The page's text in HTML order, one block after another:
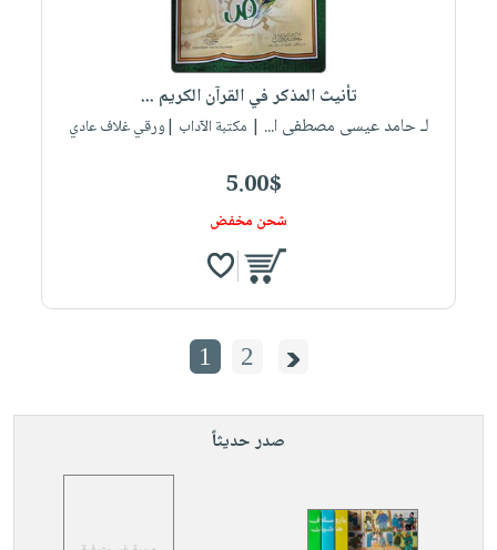
تأنيث المذكر في القرآن الكريم ...
لـ حامد عيسى مصطفى ا... | مكتبة الآداب |ورقي غلاف عادي
5.00$
شحن مخفض
1 2
صدر حديثاً